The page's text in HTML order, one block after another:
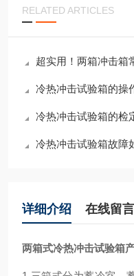
RELATED ARTICLES
超实用！两箱冲击箱
冷热冲击试验箱的操
冷热冲击试验箱的检
冷热冲击试验箱故障
详细介绍 在线留言
两箱式冷热冲击试验箱